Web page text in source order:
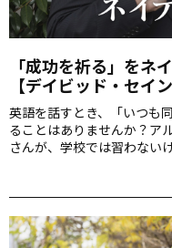
「成功を祈る」をネ
【デイビッド・セイン
英語を話すとき、「いつも
ることはありませんか？ア
さんが、学校では習わない